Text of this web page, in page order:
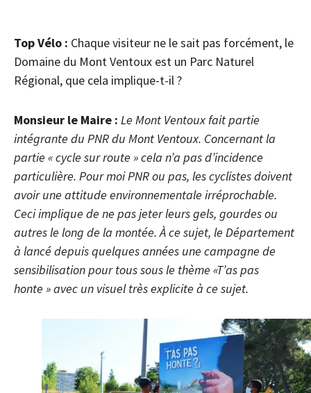
Top Vélo : Chaque visiteur ne le sait pas forcément, le
Domaine du Mont Ventoux est un Parc Naturel
Régional, que cela implique-t-il ?
Monsieur le Maire : Le Mont Ventoux fait partie
intégrante du PNR du Mont Ventoux. Concernant la
partie « cycle sur route » cela n’a pas d’incidence
particulière. Pour moi PNR ou pas, les cyclistes doivent
avoir une attitude environnementale irréprochable.
Ceci implique de ne pas jeter leurs gels, gourdes ou
autres le long de la montée. À ce sujet, le Département
à lancé depuis quelques années une campagne de
sensibilisation pour tous sous le thème «T’as pas
honte » avec un visuel très explicite à ce sujet.